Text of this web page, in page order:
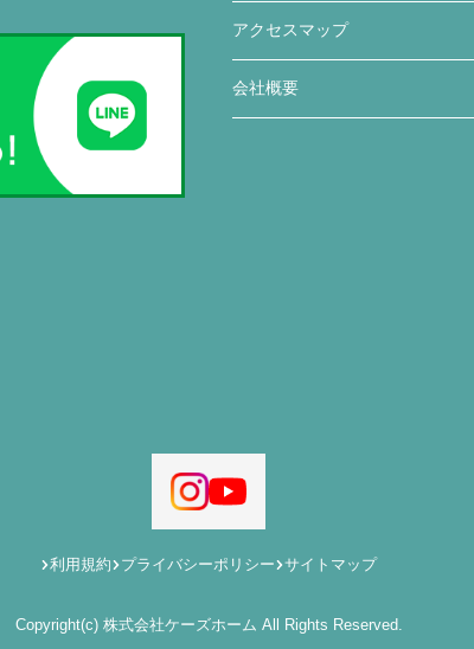
アクセスマップ
会社概要
利用規約 プライバシーポリシー サイトマップ
Copyright(c) 株式会社ケーズホーム All Rights Reserved.